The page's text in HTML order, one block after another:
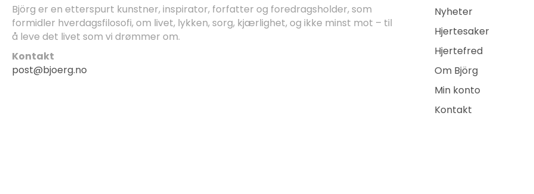
Björg er en etterspurt kunstner, inspirator, forfatter og foredragsholder, som
formidler hverdagsfilosofi, om livet, lykken, sorg, kjærlighet, og ikke minst mot – til
å leve det livet som vi drømmer om.
Kontakt
post@bjoerg.no
Nyheter
Hjertesaker
Hjertefred
Om Björg
Min konto
Kontakt